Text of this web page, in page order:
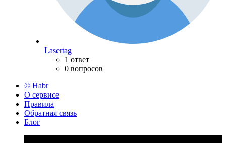
Lasertag
1 ответ
0 вопросов
© Habr
О сервисе
Правила
Обратная связь
Блог